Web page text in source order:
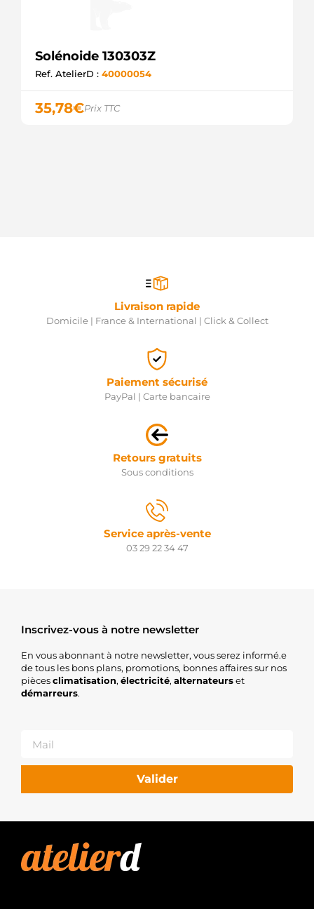
Solénoide 130303Z
Ref. AtelierD : 40000054
35,78€Prix TTC
Livraison rapide
Domicile | France & International | Click & Collect
Paiement sécurisé
PayPal | Carte bancaire
Retours gratuits
Sous conditions
Service après-vente
03 29 22 34 47
Inscrivez-vous à notre newsletter
En vous abonnant à notre newsletter, vous serez informé.e
de tous les bons plans, promotions, bonnes affaires sur nos
piècesclimatisation, électricité, alternateurset
démarreurs.
Valider